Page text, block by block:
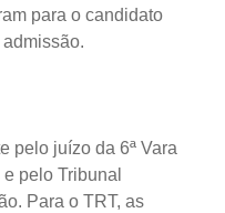
para o candidato
pelo juízo da 6ª Vara
pelo Tribunal
Para o TRT, as